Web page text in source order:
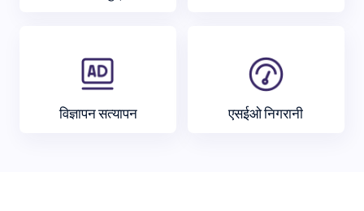
विज्ञापन सत्यापन एसईओ निगरानी